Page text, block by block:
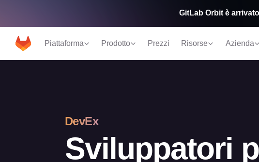
Piattaforma Prodotto Prezzi Risorse Azienda
GitLab Orbit è
DevEx
Sviluppatori